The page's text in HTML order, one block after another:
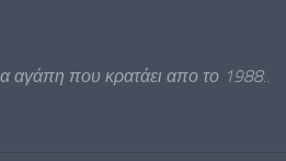
αγάπη που κρατάει απο το 1988..